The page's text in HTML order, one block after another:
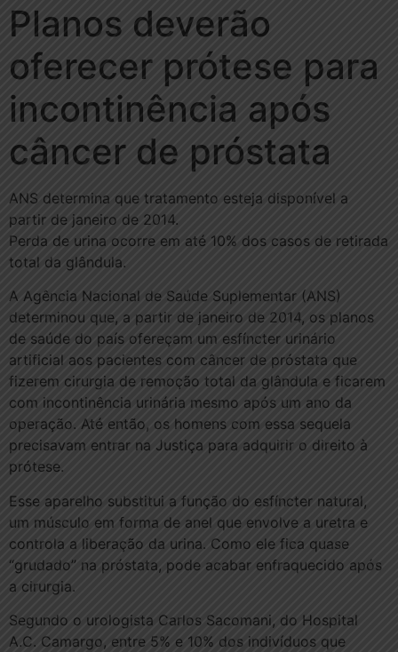
Planos deverão
oferecer prótese para
incontinência após
câncer de próstata
ANS determina que tratamento esteja disponível a
partir de janeiro de 2014.
Perda de urina ocorre em até 10% dos casos de retirada
total da glândula.
A Agência Nacional de Saúde Suplementar (ANS)
determinou que, a partir de janeiro de 2014, os planos
de saúde do país ofereçam um esfíncter urinário
artificial aos pacientes com câncer de próstata que
fizerem cirurgia de remoção total da glândula e ficarem
com incontinência urinária mesmo após um ano da
operação. Até então, os homens com essa sequela
precisavam entrar na Justiça para adquirir o direito à
prótese.
Esse aparelho substitui a função do esfíncter natural,
um músculo em forma de anel que envolve a uretra e
controla a liberação da urina. Como ele fica quase
“grudado” na próstata, pode acabar enfraquecido após
a cirurgia.
Segundo o urologista Carlos Sacomani, do Hospital
A.C. Camargo, entre 5% e 10% dos indivíduos que